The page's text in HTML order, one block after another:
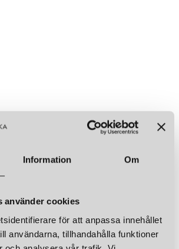
Information Om
använder cookies
för att anpassa innehållet
användarna, tillhandahålla funktioner